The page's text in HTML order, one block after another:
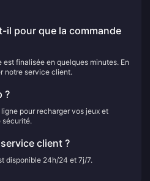
il pour que la commande
est finalisée en quelques minutes. En
notre service client.
?
pour recharger vos jeux et
sécurité.
client ?
disponible 24h/24 et 7j/7.